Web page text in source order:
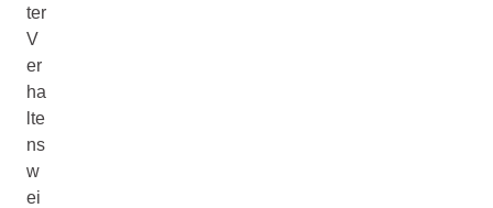
ter
V
er
ha
lte
ns
w
ei